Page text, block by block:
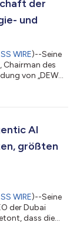
der
und
WIRE)--Seine
Chairman des
von „DEWA
Ziel gesetzt,
Modell für die
AI
größten
WIRE)--Seine
der Dubai
dass die